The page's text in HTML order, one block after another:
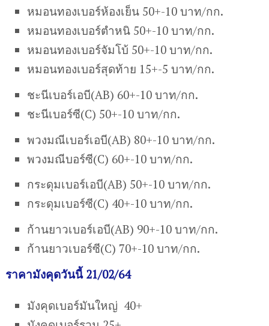
หมอนทองเบอร์ห้องเย็น 50+-10 บาท/กก.
หมอนทองเบอร์ตำหนิ 50+-10 บาท/กก.
หมอนทองเบอร์จัมโบ้ 50+-10 บาท/กก.
หมอนทองเบอร์สุดท้าย 15+-5 บาท/กก.
ชะนีเบอร์เอบี(AB) 60+-10 บาท/กก.
ชะนีเบอร์ซี(C) 50+-10 บาท/กก.
พวงมณีเบอร์เอบี(AB) 80+-10 บาท/กก.
พวงมณีบอร์ซี(C) 60+-10 บาท/กก.
กระดุมเบอร์เอบี(AB) 50+-10 บาท/กก.
กระดุมเบอร์ซี(C) 40+-10 บาท/กก.
ก้านยาวเบอร์เอบี(AB) 90+-10 บาท/กก.
ก้านยาวเบอร์ซี(C) 70+-10 บาท/กก.
ราคามังคุดวันนี้ 21/02/64
มังคุดเบอร์มันใหญ่ 40+